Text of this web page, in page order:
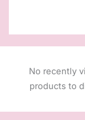
No recently
products to